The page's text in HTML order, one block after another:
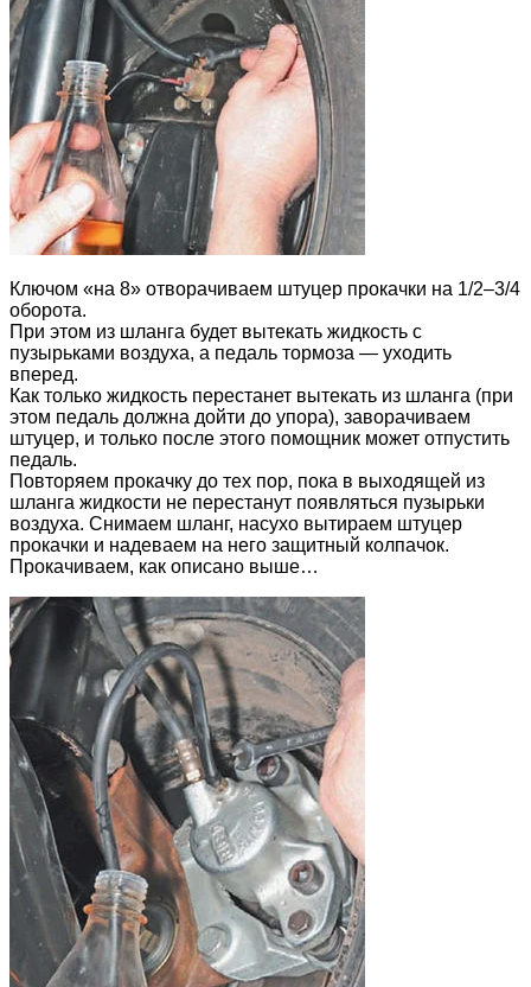
Ключом «на 8» отворачиваем штуцер прокачки на 1/2–3/4
оборота.
При этом из шланга будет вытекать жидкость с
пузырьками воздуха, а педаль тормоза — уходить
вперед.
Как только жидкость перестанет вытекать из шланга (при
этом педаль должна дойти до упора), заворачиваем
штуцер, и только после этого помощник может отпустить
педаль.
Повторяем прокачку до тех пор, пока в выходящей из
шланга жидкости не перестанут появляться пузырьки
воздуха. Снимаем шланг, насухо вытираем штуцер
прокачки и надеваем на него защитный колпачок.
Прокачиваем, как описано выше…